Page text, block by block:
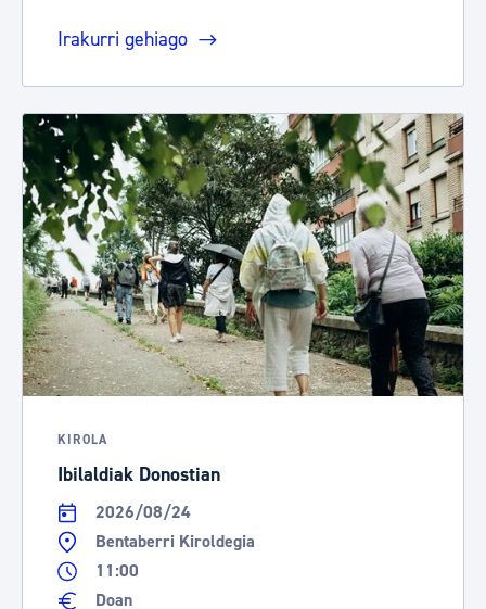
Irakurri gehiago
KIROLA
Ibilaldiak Donostian
2026/08/24
Bentaberri Kiroldegia
11:00
Doan